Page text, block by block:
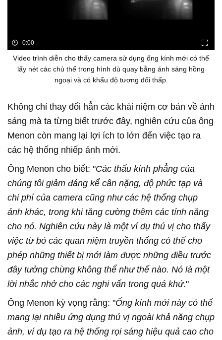
0:00
Video trình diễn cho thấy camera sử dụng ống kính mới có thể
lấy nét các chủ thể trong hình dù quay bằng ánh sáng hồng
ngoại và có khẩu độ tương đối thấp.
Không chỉ thay đổi hẳn các khái niệm cơ bản về ánh
sáng mà ta từng biết trước đây, nghiên cứu của ông
Menon còn mang lại lợi ích to lớn đến việc tạo ra
các hệ thống nhiếp ảnh mới.
Ông Menon cho biết: "Các thấu kính phẳng của
chúng tôi giảm đáng kể cân nặng, độ phức tạp và
chi phí của camera cũng như các hệ thống chụp
ảnh khác, trong khi tăng cường thêm các tính năng
cho nó. Nghiên cứu này là một ví dụ thú vị cho thấy
việc từ bỏ các quan niệm truyền thống có thể cho
phép những thiết bị mới làm được những điều trước
đây tưởng chừng không thể như thế nào. Nó là một
lời nhắc nhở cho các nghi vấn trong quá khứ."
Ông Menon kỳ vọng rằng: "Ống kính mới này có thể
mang lại nhiều ứng dụng thú vị ngoài khả năng chụp
ảnh, ví dụ tạo ra hệ thống rọi sáng hiệu quả cao cho